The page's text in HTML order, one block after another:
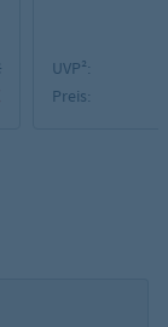
UVP²:
Preis: